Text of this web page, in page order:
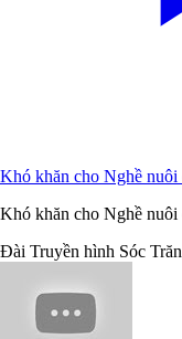
Khó khăn cho Nghề nuôi
Khó khăn cho Nghề nuôi
Đài Truyền hình Sóc